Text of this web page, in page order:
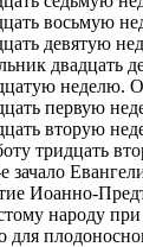
восьмую
девятую
двадцать
неделю.
первую
вторую
тридцать
зачало
Иоанно-
народу
для